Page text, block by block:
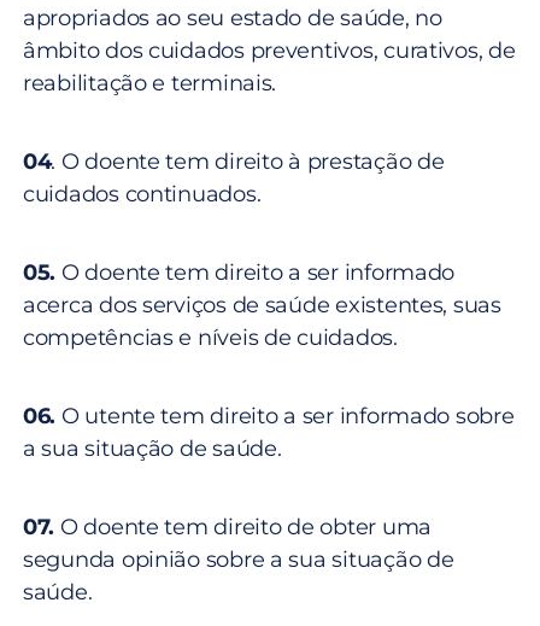
apropriados ao seu estado de saúde, no
âmbito dos cuidados preventivos, curativos, de
reabilitação e terminais.
04. O doente tem direito à prestação de
cuidados continuados.
05. O doente tem direito a ser informado
acerca dos serviços de saúde existentes, suas
competências e níveis de cuidados.
06. O utente tem direito a ser informado sobre
a sua situação de saúde.
07. O doente tem direito de obter uma
segunda opinião sobre a sua situação de
saúde.